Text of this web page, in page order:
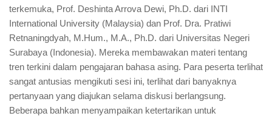
terkemuka, Prof. Deshinta Arrova Dewi, Ph.D. dari INTI
International University (Malaysia) dan Prof. Dra. Pratiwi
Retnaningdyah, M.Hum., M.A., Ph.D. dari Universitas Negeri
Surabaya (Indonesia). Mereka membawakan materi tentang
tren terkini dalam pengajaran bahasa asing. Para peserta terlihat
sangat antusias mengikuti sesi ini, terlihat dari banyaknya
pertanyaan yang diajukan selama diskusi berlangsung.
Beberapa bahkan menyampaikan ketertarikan untuk